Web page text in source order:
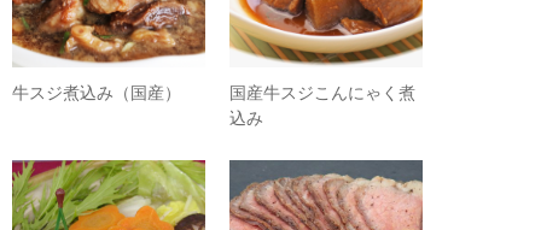
牛スジ煮込み（国産）
国産牛スジこんにゃく煮
込み